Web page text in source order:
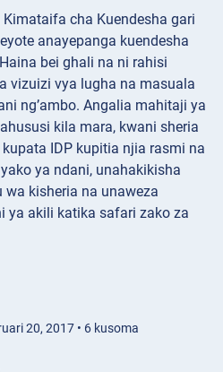
cha Kuendesha gari
anayepanga kuendesha
bei ghali na ni rahisi
vizuizi vya lugha na masuala
ng’ambo. Angalia mahitaji ya
kila mara, kwani sheria
IDP kupitia njia rasmi na
ya ndani, unahakikisha
kisheria na unaweza
ya akili katika safari zako za
20, 2017 • 6 kusoma